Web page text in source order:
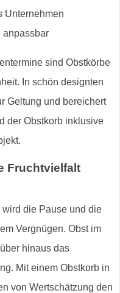
Unternehmen
anpassbar
sind Obstkörbe
In schön designten
Geltung und bereichert
der Obstkorb inklusive
Fruchtvielfalt
wird die Pause und die
Vergnügen. Obst im
hinaus das
Mit einem Obstkorb in
von Wertschätzung den